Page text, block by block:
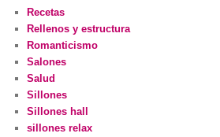
Recetas
Rellenos y estructura
Romanticismo
Salones
Salud
Sillones
Sillones hall
sillones relax